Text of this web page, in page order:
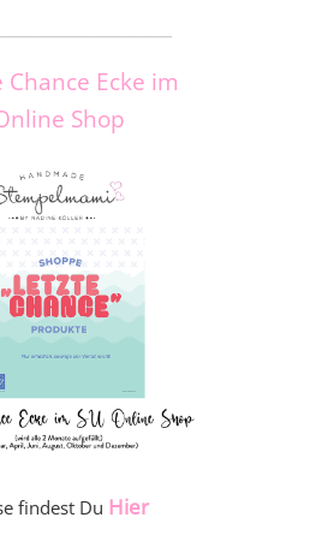
Chance Ecke im
Shop
findest Du Hier